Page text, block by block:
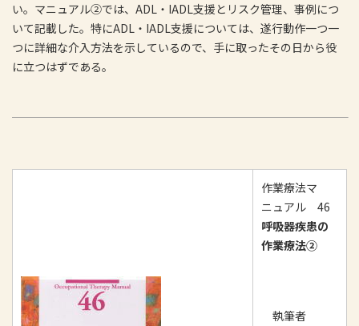
い。マニュアル②では、ADL・IADL支援とリスク管理、事例につ
いて記載した。特にADL・IADL支援については、遂行動作一つ一
つに詳細な介入方法を示しているので、手に取ったその日から役
に立つはずである。
作業療法マ
ニュアル 46
呼吸器疾患の
作業療法②
執筆者